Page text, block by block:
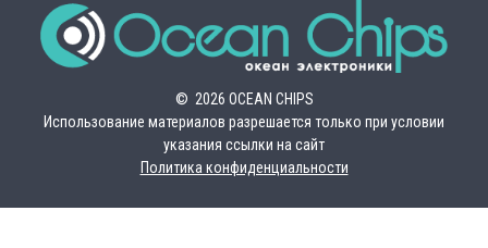
© 2026 OCEAN CHIPS
Использование материалов разрешается только при условии
указания ссылки на сайт
Политика конфиденциальности